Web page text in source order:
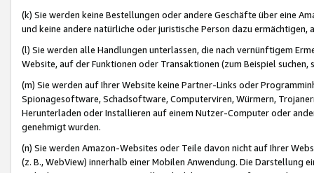
(k) Sie werden keine Bestellungen oder andere Geschäfte über eine
und keine andere natürliche oder juristische Person dazu
(l) Sie werden alle Handlungen unterlassen, die nach vernünftigem
Website, auf der Funktionen oder Transaktionen (zum Beispiel
(m) Sie werden auf Ihrer Website keine Partner-Links oder
Spionagesoftware, Schadsoftware, Computerviren, Würmern,
Herunterladen oder Installieren auf einem Nutzer-Computer oder
genehmigt wurden.
(n) Sie werden Amazon-Websites oder Teile davon nicht auf Ihrer
(z. B., WebView) innerhalb einer Mobilen Anwendung. Die Darstellung